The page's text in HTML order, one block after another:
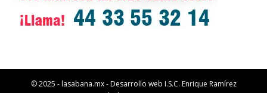
© 2025 - lasabana.mx - Desarrollo web I.S.C. Enrique Ramírez